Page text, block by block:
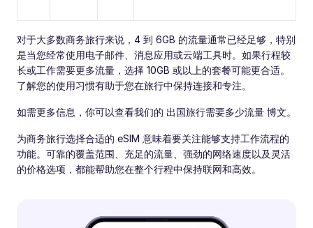
对于大多数商务旅行来说，4 到 6GB 的流量通常已经足够，特别
是当您经常使用电子邮件、消息应用或云端工具时。如果行程较
长或工作需要更多流量，选择 10GB 或以上的套餐可能更合适。
了解您的使用习惯有助于您在旅行中保持连接和专注。
如需更多信息，你可以查看我们的 出国旅行需要多少流量 博文。
为商务旅行选择合适的 eSIM 意味着要关注能够支持工作流程的
功能。可靠的覆盖范围、充足的流量、强劲的网络速度以及灵活
的价格选项，都能帮助您在整个行程中保持联网和高效。